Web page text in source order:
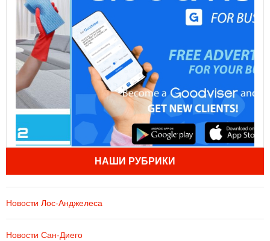
НАШИ РУБРИКИ
Новости Лос-Анджелеса
Новости Сан-Диего